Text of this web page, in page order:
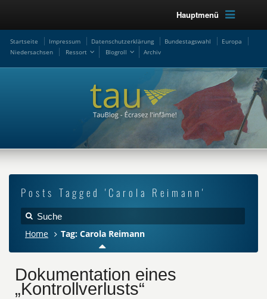
Hauptmenü
Startseite Impressum Datenschutzerklärung Bundestagswahl
Europa
Niedersachsen
Ressort Blogroll Archiv
Posts Tagged 'Carola Reimann'
Home Tag: Carola Reimann
Dokumentation eines
„Kontrollverlusts“